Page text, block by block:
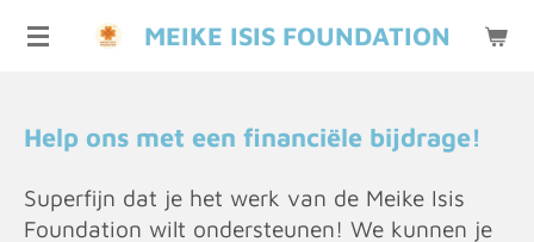
Ga
hoofdinhoud
MEIKE ISIS FOUNDATION
Help ons met een financiële bijdrage!
Superfijn dat je het werk van de Meike Isis
Foundation wilt ondersteunen! We kunnen je